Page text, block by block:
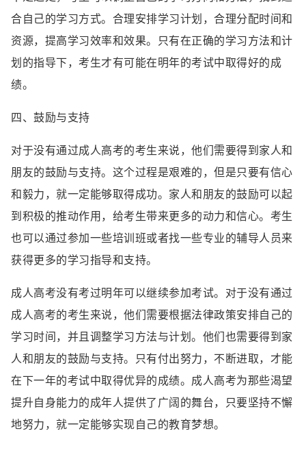
合自己的学习方式。合理安排学习计划，合理分配时间和
资源，提高学习效率和效果。只有在正确的学习方法和计
划的指导下，考生才有可能在明年的考试中取得好的成
绩。
四、鼓励与支持
对于没有通过成人高考的考生来说，他们需要得到家人和
朋友的鼓励与支持。这个过程是艰难的，但是只要有信心
和毅力，就一定能够取得成功。家人和朋友的鼓励可以起
到积极的推动作用，给考生带来更多的动力和信心。考生
也可以通过参加一些培训班或者找一些专业的辅导人员来
获得更多的学习指导和支持。
成人高考没有考过明年可以继续参加考试。对于没有通过
成人高考的考生来说，他们需要根据法律政策安排自己的
学习时间，并且调整学习方法与计划。他们也需要得到家
人和朋友的鼓励与支持。只有付出努力，不断进取，才能
在下一年的考试中取得优异的成绩。成人高考为那些渴望
提升自身能力的成年人提供了广阔的舞台，只要坚持不懈
地努力，就一定能够实现自己的教育梦想。